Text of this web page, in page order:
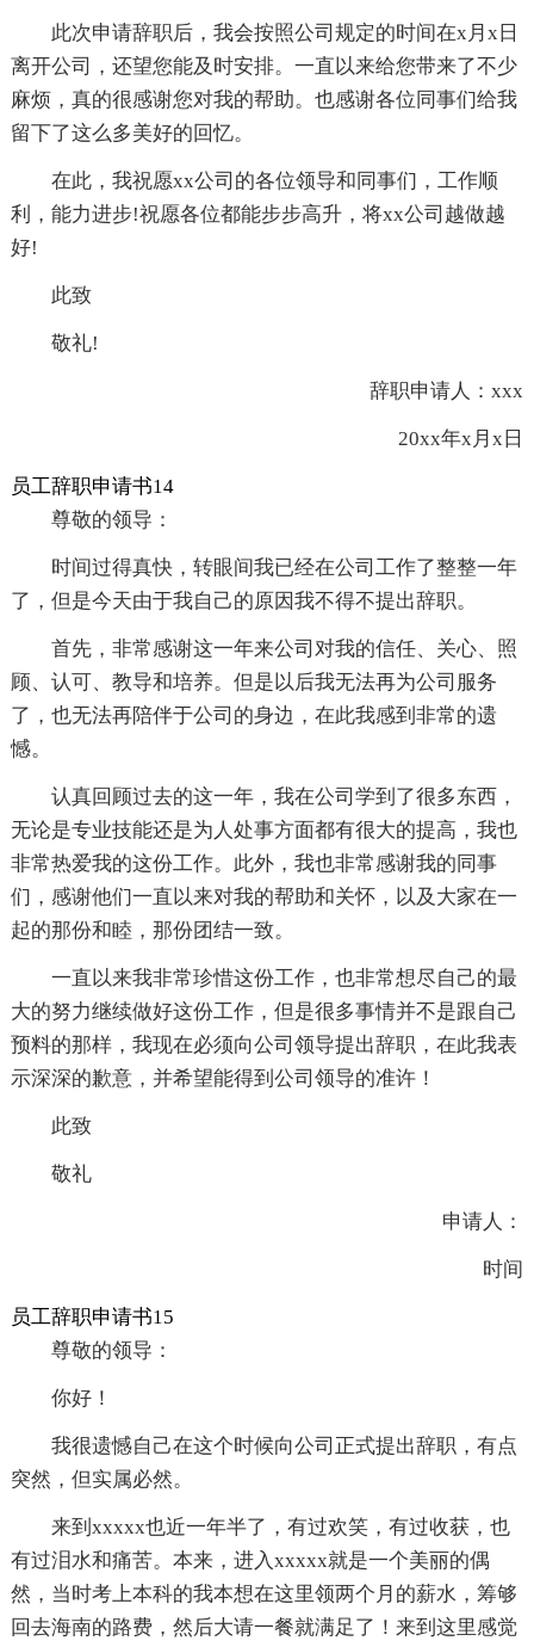
此次申请辞职后，我会按照公司规定的时间在x月x日
离开公司，还望您能及时安排。一直以来给您带来了不少
麻烦，真的很感谢您对我的帮助。也感谢各位同事们给我
留下了这么多美好的回忆。
在此，我祝愿xx公司的各位领导和同事们，工作顺
利，能力进步!祝愿各位都能步步高升，将xx公司越做越
好!
此致
敬礼!
辞职申请人：xxx
20xx年x月x日
员工辞职申请书14
尊敬的领导：
时间过得真快，转眼间我已经在公司工作了整整一年
了，但是今天由于我自己的原因我不得不提出辞职。
首先，非常感谢这一年来公司对我的信任、关心、照
顾、认可、教导和培养。但是以后我无法再为公司服务
了，也无法再陪伴于公司的身边，在此我感到非常的遗
憾。
认真回顾过去的这一年，我在公司学到了很多东西，
无论是专业技能还是为人处事方面都有很大的提高，我也
非常热爱我的这份工作。此外，我也非常感谢我的同事
们，感谢他们一直以来对我的帮助和关怀，以及大家在一
起的那份和睦，那份团结一致。
一直以来我非常珍惜这份工作，也非常想尽自己的最
大的努力继续做好这份工作，但是很多事情并不是跟自己
预料的那样，我现在必须向公司领导提出辞职，在此我表
示深深的歉意，并希望能得到公司领导的准许！
此致
敬礼
申请人：
时间
员工辞职申请书15
尊敬的领导：
你好！
我很遗憾自己在这个时候向公司正式提出辞职，有点
突然，但实属必然。
来到xxxxx也近一年半了，有过欢笑，有过收获，也
有过泪水和痛苦。本来，进入xxxxx就是一个美丽的偶
然，当时考上本科的我本想在这里领两个月的薪水，筹够
回去海南的路费，然后大请一餐就满足了！来到这里感觉